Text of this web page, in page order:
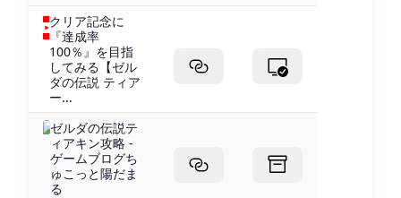
クリア記念に
『達成率
100％』を目指
してみる【ゼル
ダの伝説 ティア
ー...
ゼルダの伝説テ
ィアキン攻略 -
ゲームブログち
ゅこっと陽だま
る